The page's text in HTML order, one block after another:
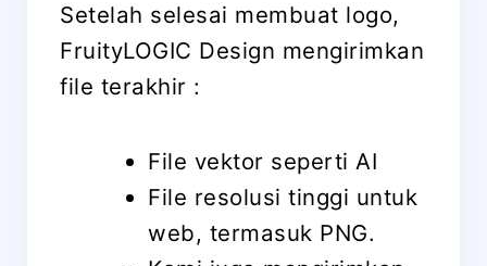
Setelah selesai membuat logo,
FruityLOGIC Design mengirimkan
file terakhir :
File vektor seperti AI
File resolusi tinggi untuk
web, termasuk PNG.